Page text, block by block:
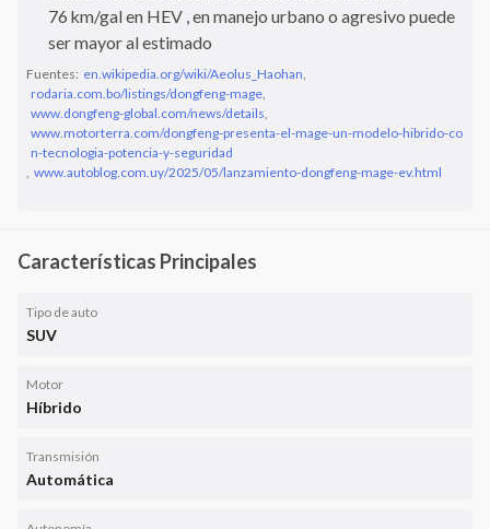
76 km/gal en HEV , en manejo urbano o agresivo puede
ser mayor al estimado
Fuentes: en.wikipedia.org/wiki/Aeolus_Haohan,
rodaria.com.bo/listings/dongfeng-mage,
www.dongfeng-global.com/news/details,
www.motorterra.com/dongfeng-presenta-el-mage-un-modelo-hibrido-co
n-tecnologia-potencia-y-seguridad
, www.autoblog.com.uy/2025/05/lanzamiento-dongfeng-mage-ev.html
Características Principales
Tipo de auto
SUV
Motor
Híbrido
Transmisión
Automática